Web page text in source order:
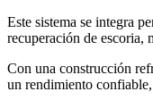
Este sistema se integra
recuperación de escoria,
Con una construcción
un rendimiento